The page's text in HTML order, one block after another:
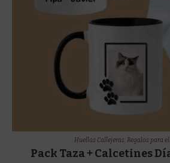
Huellas Callejeras, Regalos para
Pack Taza + Calcetines